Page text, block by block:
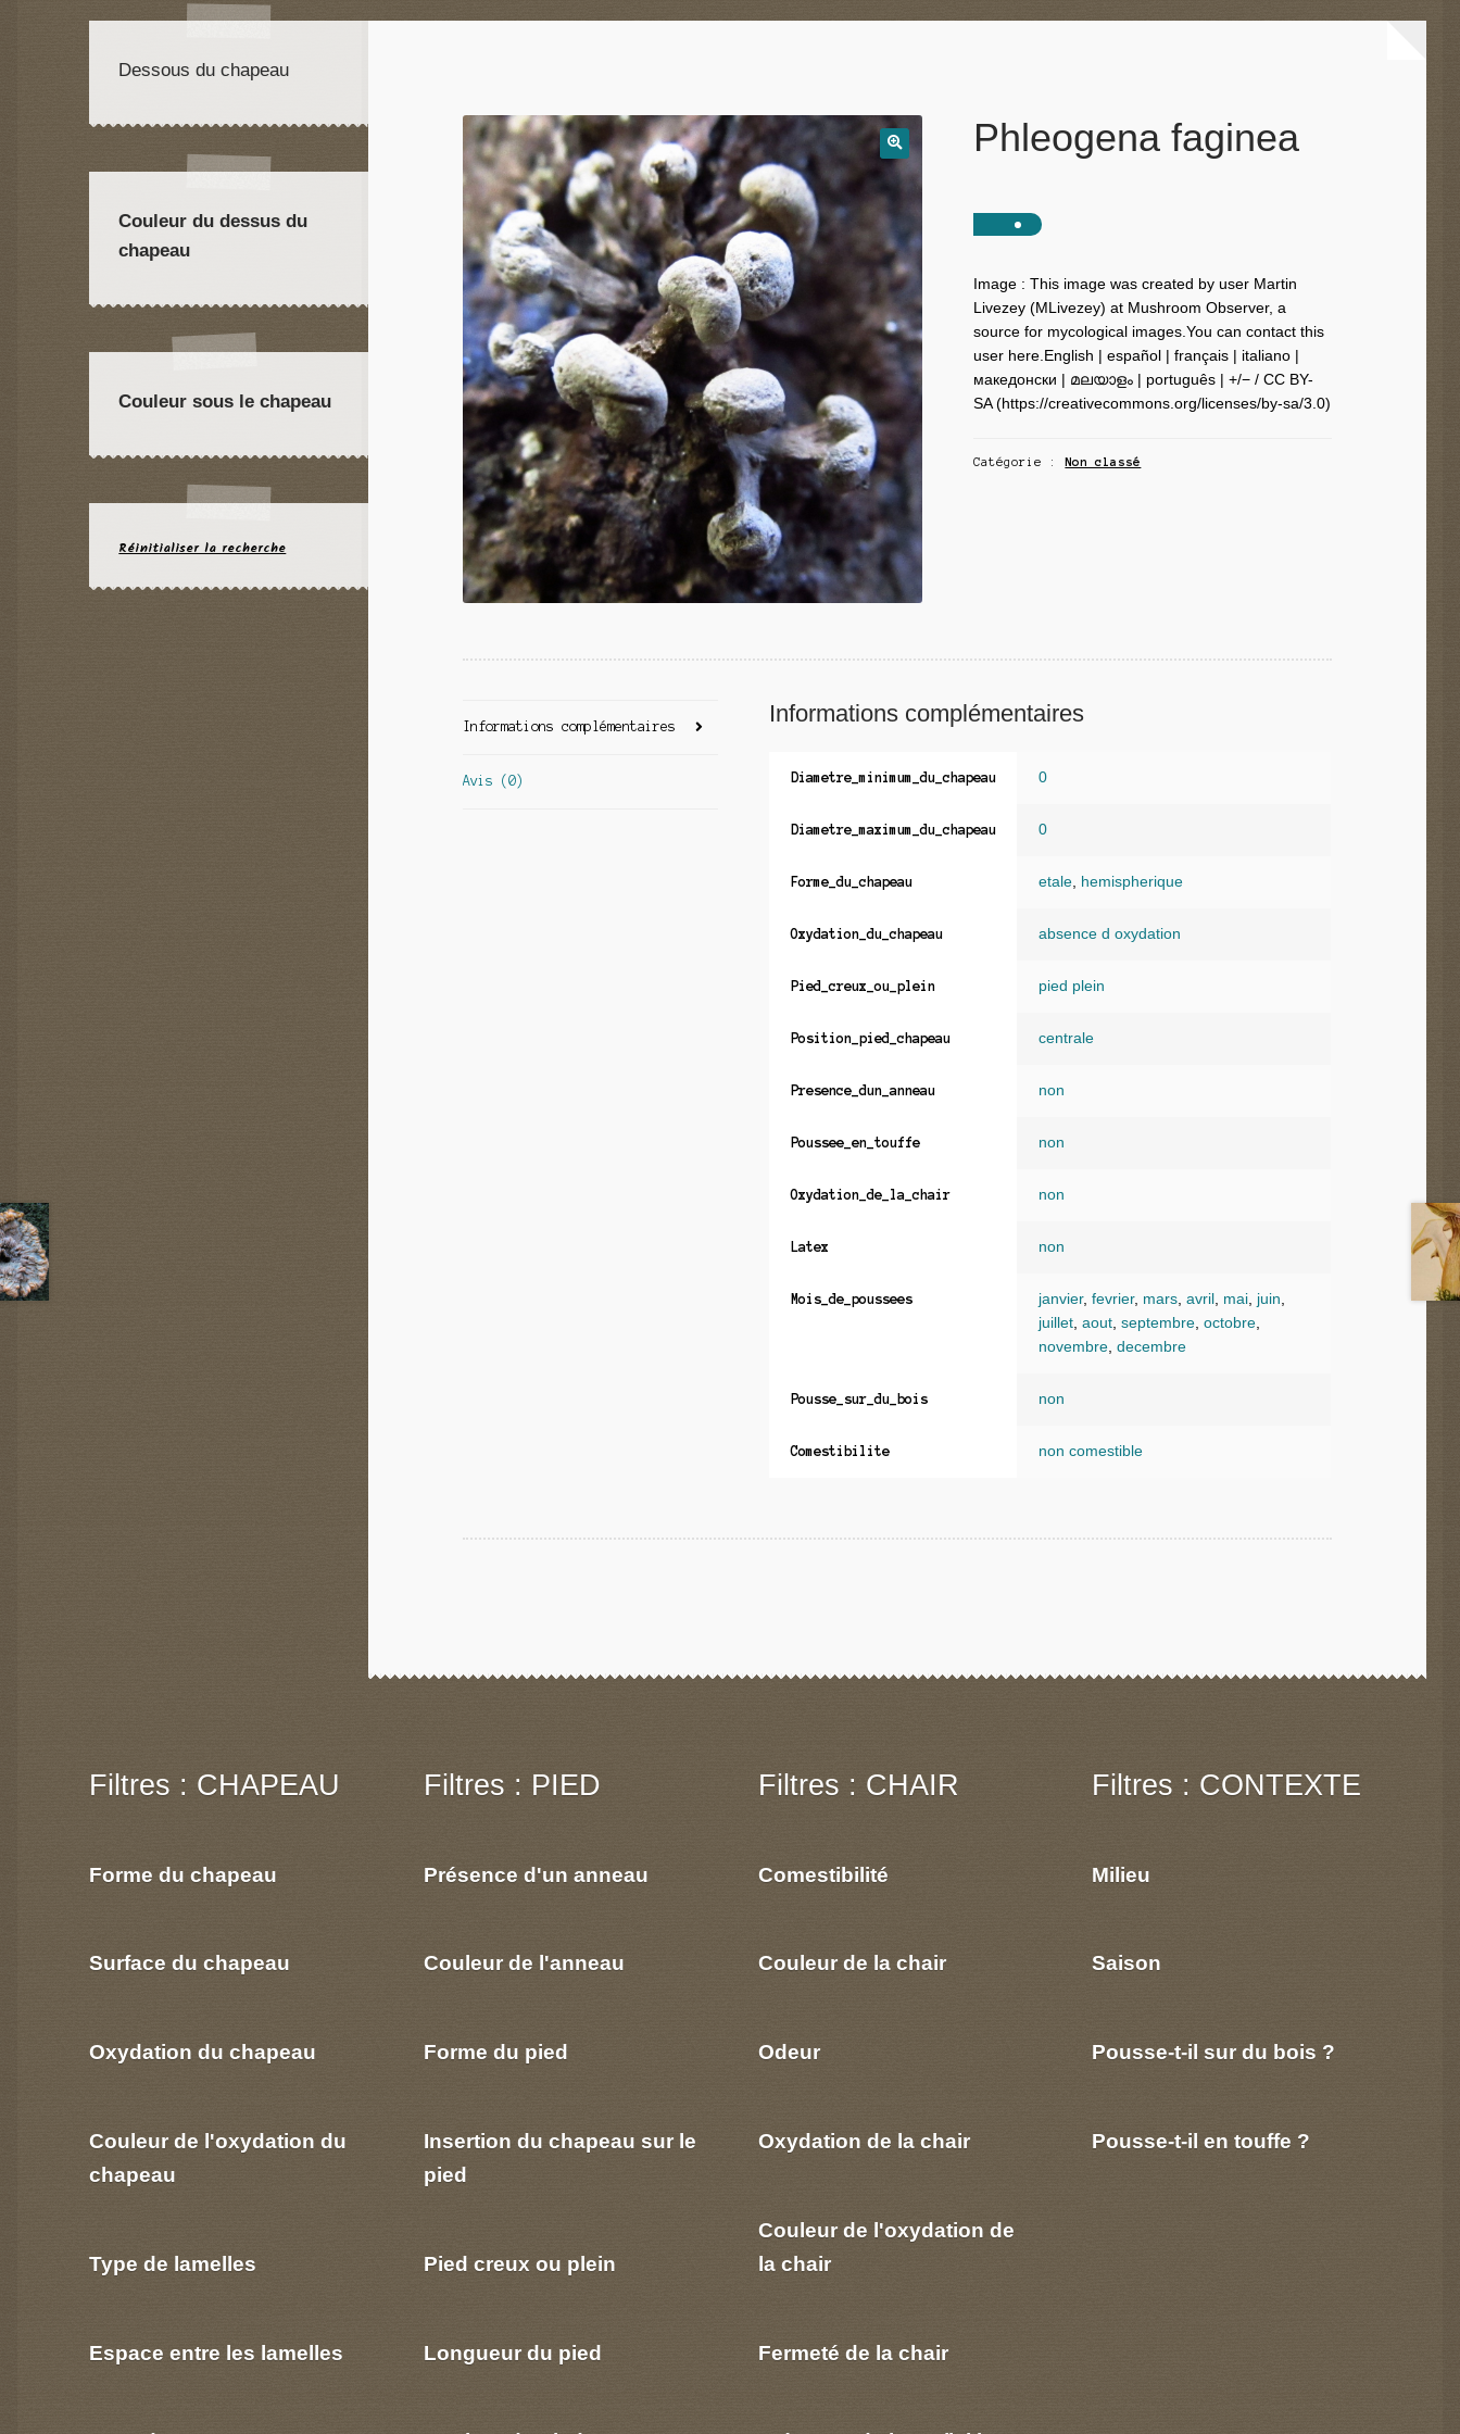
Phleogena faginea
Image : This image was created by user Martin
Livezey (MLivezey) at Mushroom Observer, a
source for mycological images.You can contact this
user here.English | español | français | italiano |
македонски | മലയാളം | português | +/− / CC BY-
SA (https://creativecommons.org/licenses/by-sa/3.0)
Catégorie :Non classé
Informations complémentaires
Avis (0)
Informations complémentaires
Diametre_minimum_du_chapeau 0
Diametre_maximum_du_chapeau 0
Forme_du_chapeau etale, hemispherique
Oxydation_du_chapeau absence d oxydation
Pied_creux_ou_plein pied plein
Position_pied_chapeau centrale
Presence_dun_anneau non
Poussee_en_touffe non
Oxydation_de_la_chair non
Latex non
Mois_de_poussees janvier, fevrier, mars, avril, mai, juin
juillet, aout, septembre, octobre,
novembre, decembre
Pousse_sur_du_bois non
Comestibilite non comestible
Dessous du chapeau
Couleur du dessus du
chapeau
Couleur sous le chapeau
Réinitialiser la recherche
Filtres : CHAPEAU
Forme du chapeau
Surface du chapeau
Oxydation du chapeau
Couleur de l'oxydation du
chapeau
Type de lamelles
Espace entre les lamelles
Filtres : PIED
Présence d'un anneau
Couleur de l'anneau
Forme du pied
Insertion du chapeau sur le
pied
Pied creux ou plein
Longueur du pied
Filtres : CHAIR
Comestibilité
Couleur de la chair
Odeur
Oxydation de la chair
Couleur de l'oxydation de
la chair
Fermeté de la chair
Filtres : CONTEXTE
Milieu
Saison
Pousse-t-il sur du bois ?
Pousse-t-il en touffe ?